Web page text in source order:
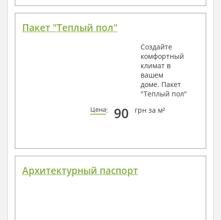
Пакет "Теплый пол"
Создайте
комфортный
климат в
вашем
доме. Пакет
"Теплый пол"
Цена: 90 грн за м²
Архитектурный паспорт